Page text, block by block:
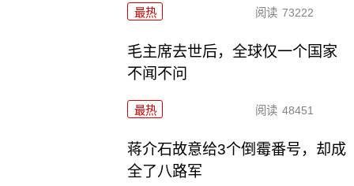
最热 阅读 73222
毛主席去世后，全球仅一个国家
不闻不问
最热 阅读 48451
蒋介石故意给3个倒霉番号，却成
全了八路军